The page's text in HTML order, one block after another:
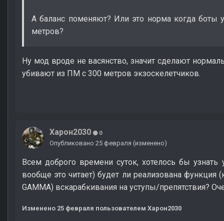
А баланс поменяют? Или это норма когда боты
метров?
Ну мод вроде не васянство, значит сделают
убивают из ПМ с 300 метров экзоскелетчиков.
Харон2030 0
Опубликовано 25 февраля (изменено)
Всем доброго времени суток, хотелось бы
вообще это читает) будет ли реализована функция
GAMMA) вскарабкивания на уступы/препятствия?
Изменено 25 февраля пользователем Харон2030